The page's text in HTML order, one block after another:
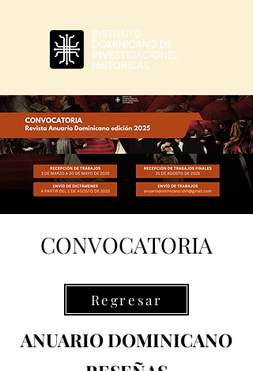
CONVOCATORIA
Regresar
ANUARIO DOMINICANO